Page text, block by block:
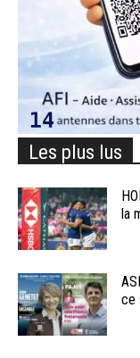
Les plus lus
la
ce